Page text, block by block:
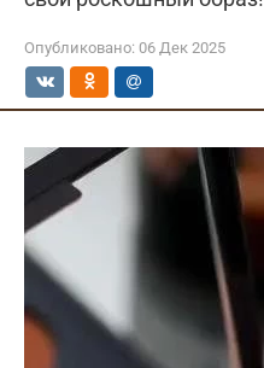
Опубликовано: 06 Дек 2025